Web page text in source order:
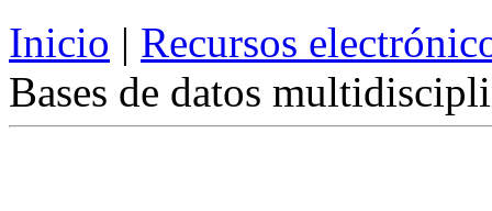
Inicio | Recursos
Bases de datos